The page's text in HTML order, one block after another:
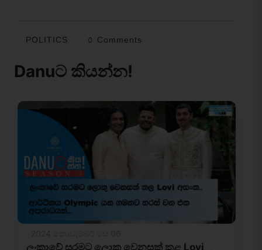
POLITICS 0 Comments